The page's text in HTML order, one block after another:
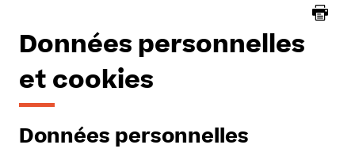
Données personnelles
et cookies
Données personnelles